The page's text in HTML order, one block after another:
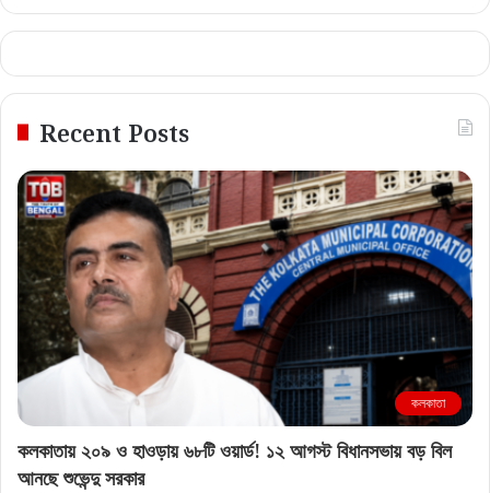
Recent Posts
কলকাতা
কলকাতায় ২০৯ ও হাওড়ায় ৬৮টি ওয়ার্ড! ১২ আগস্ট বিধানসভায় বড় বিল
আনছে শুভেন্দু সরকার